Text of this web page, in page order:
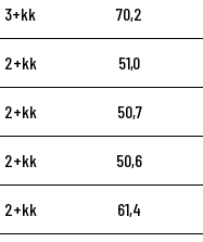
3+kk 70,2
2+kk 51,0
2+kk 50,7
2+kk 50,6
2+kk 61,4